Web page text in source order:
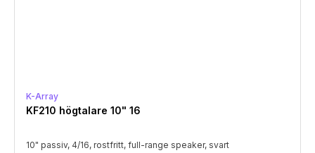
K-Array
KF210 högtalare 10" 16
10" passiv, 4/16, rostfritt, full-range speaker, svart